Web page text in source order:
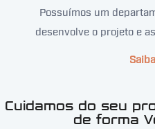
Possuímos um
desenvolve o projeto e
Cuidamos do seu
de forma